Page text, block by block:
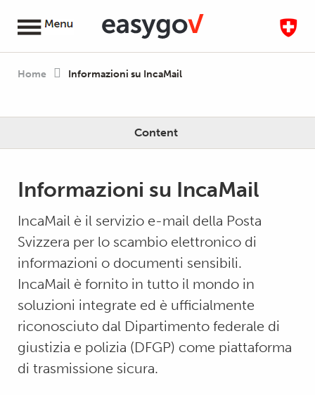
Home Informazioni su IncaMail
Content
Informazioni su IncaMail
IncaMail è il servizio e-mail della Posta
Svizzera per lo scambio elettronico di
informazioni o documenti sensibili.
IncaMail è fornito in tutto il mondo in
soluzioni integrate ed è ufficialmente
riconosciuto dal Dipartimento federale di
giustizia e polizia (DFGP) come piattaforma
di trasmissione sicura.